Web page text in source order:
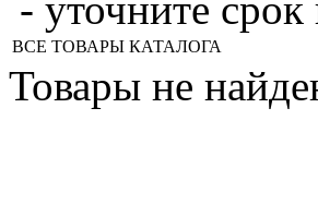
- уточните срок
ВСЕ ТОВАРЫ КАТАЛОГА
Товары не